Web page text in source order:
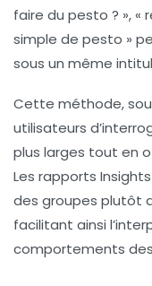
faire du pesto ? »,
simple de pesto »
sous un même
Cette méthode,
utilisateurs
plus larges tout en
Les rapports
des groupes plutôt
facilitant ainsi
comportements